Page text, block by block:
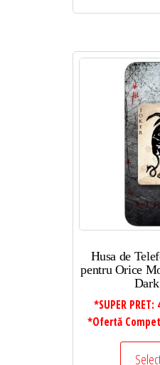
Husa de
pentru Orice
*SUPER PRET:
*Ofertă